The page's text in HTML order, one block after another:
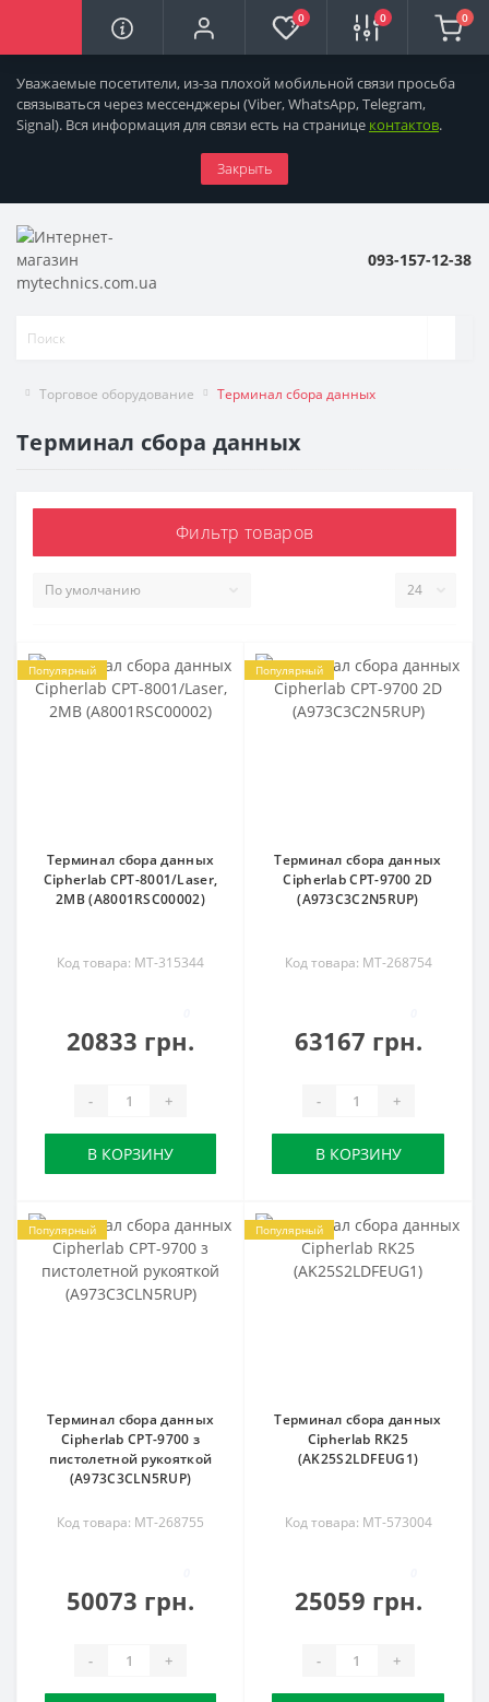
Уважаемые посетители, из-за плохой мобильной связи просьба
связываться через мессенджеры (Viber, WhatsApp, Telegram,
Signal). Вся информация для связи есть на странице контактов.
Закрыть
0 0 0
093-157-12-38
Торговое оборудование Терминал сбора данных
Язык магазина ×
Выберите язык магазина
terrorist
Українська
Терминал сбора данных
Фильтр товаров
Популярный
Терминал сбора данных
Cipherlab CPT-8001/Laser,
2MB (A8001RSC00002)
Код товара: MT-315344
20833 грн.
- +
В КОРЗИНУ
Популярный
Терминал сбора данных
Cipherlab CPT-9700 2D
(A973C3C2N5RUP)
Код товара: MT-268754
63167 грн.
- +
В КОРЗИНУ
Популярный
Терминал сбора данных
Cipherlab CPT-9700 з
пистолетной рукояткой
(A973C3CLN5RUP)
Код товара: MT-268755
50073 грн.
- +
Популярный
Терминал сбора данных
Cipherlab RK25
(AK25S2LDFEUG1)
Код товара: MT-573004
25059 грн.
- +